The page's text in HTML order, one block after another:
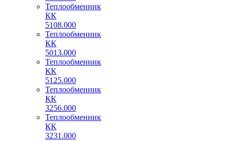
Теплообменник
КК
5108.000
Теплообменник
КК
5013.000
Теплообменник
КК
5125.000
Теплообменник
КК
3256.000
Теплообменник
КК
3231.000